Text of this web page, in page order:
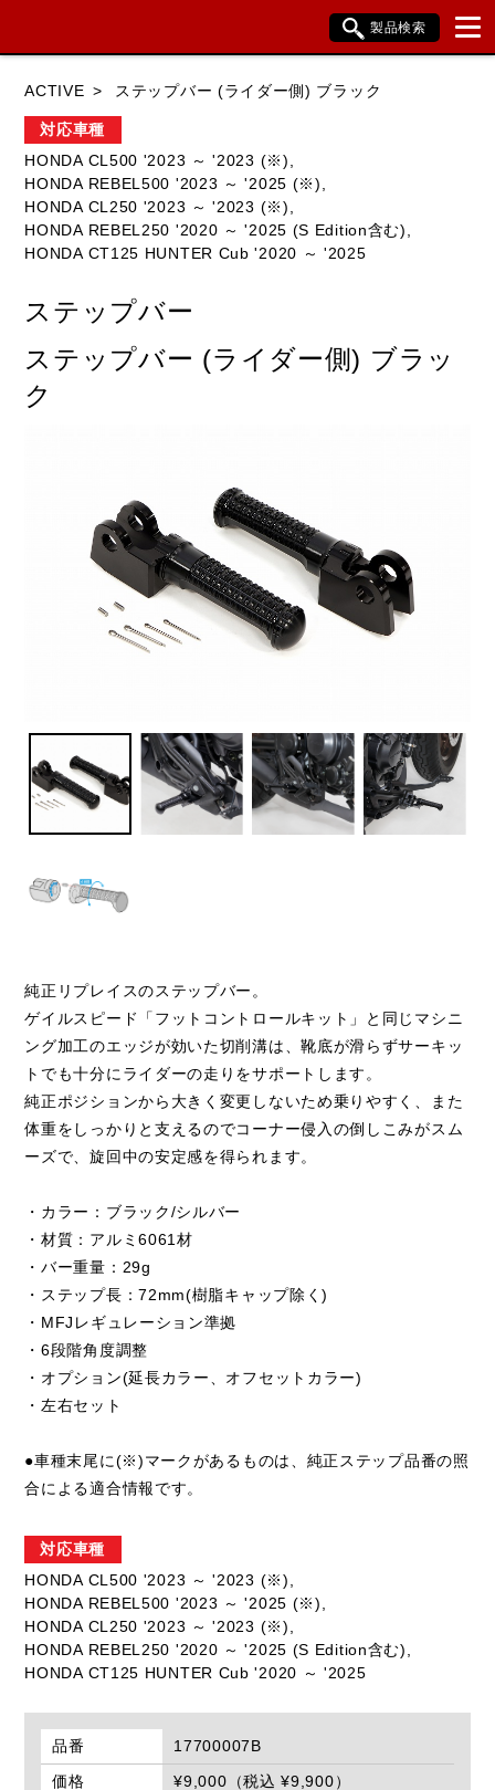
製品検索
HONDA YAMAHA SUZUKI
KAWASAKI BMW DUCATI
HARLEY DAVIDSON
ACTIVE ステップバー (ライダー側) ブラック
対応車種
HONDA CL500 '2023 ～ '2023 (※),
HONDA REBEL500 '2023 ～ '2025 (※),
HONDA CL250 '2023 ～ '2023 (※),
HONDA REBEL250 '2020 ～ '2025 (S Edition含む),
HONDA CT125 HUNTER Cub '2020 ～ '2025
ステップバー
ステップバー (ライダー側) ブラッ
ク
純正リプレイスのステップバー。
ゲイルスピード「フットコントロールキット」と同じマシニ
ング加工のエッジが効いた切削溝は、靴底が滑らずサーキッ
トでも十分にライダーの走りをサポートします。
純正ポジションから大きく変更しないため乗りやすく、また
体重をしっかりと支えるのでコーナー侵入の倒しこみがスム
ーズで、旋回中の安定感を得られます。
・カラー：ブラック/シルバー
・材質：アルミ6061材
・バー重量：29g
・ステップ長：72mm(樹脂キャップ除く)
・MFJレギュレーション準拠
・6段階角度調整
・オプション(延長カラー、オフセットカラー)
・左右セット
●車種末尾に(※)マークがあるものは、純正ステップ品番の照
合による適合情報です。
対応車種
HONDA CL500 '2023 ～ '2023 (※),
HONDA REBEL500 '2023 ～ '2025 (※),
HONDA CL250 '2023 ～ '2023 (※),
HONDA REBEL250 '2020 ～ '2025 (S Edition含む),
HONDA CT125 HUNTER Cub '2020 ～ '2025
品番
17700007B
価格
¥9,000（税込 ¥9,900）